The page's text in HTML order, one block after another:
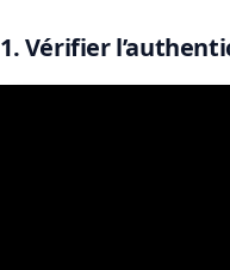
1. Vérifier